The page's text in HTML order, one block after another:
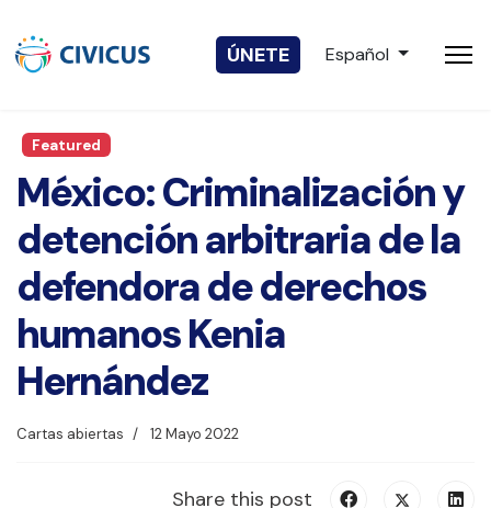
ÚNETE Seleccione su
Español
Featured
México: Criminalización y
detención arbitraria de la
defendora de derechos
humanos Kenia
Hernández
Cartas abiertas 12 Mayo 2022
Share this post